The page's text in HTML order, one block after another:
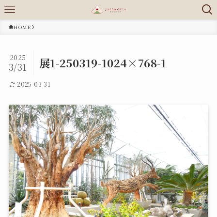
HOME
展1-250319-1024×768-1
2025
3/31
2025-03-31